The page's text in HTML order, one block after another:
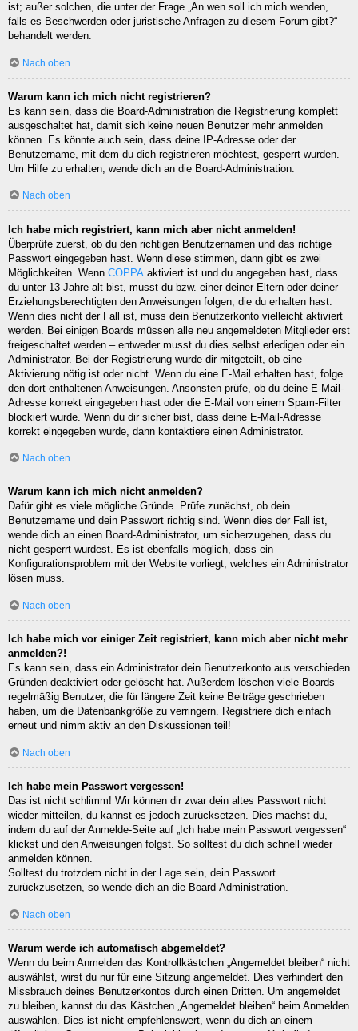
ist; außer solchen, die unter der Frage „An wen soll ich mich wenden,
falls es Beschwerden oder juristische Anfragen zu diesem Forum gibt?“
behandelt werden.
Nach oben
Warum kann ich mich nicht registrieren?
Es kann sein, dass die Board-Administration die Registrierung komplett
ausgeschaltet hat, damit sich keine neuen Benutzer mehr anmelden
können. Es könnte auch sein, dass deine IP-Adresse oder der
Benutzername, mit dem du dich registrieren möchtest, gesperrt wurden.
Um Hilfe zu erhalten, wende dich an die Board-Administration.
Nach oben
Ich habe mich registriert, kann mich aber nicht anmelden!
Überprüfe zuerst, ob du den richtigen Benutzernamen und das richtige
Passwort eingegeben hast. Wenn diese stimmen, dann gibt es zwei
Möglichkeiten. Wenn COPPA aktiviert ist und du angegeben hast, dass
du unter 13 Jahre alt bist, musst du bzw. einer deiner Eltern oder deiner
Erziehungsberechtigten den Anweisungen folgen, die du erhalten hast.
Wenn dies nicht der Fall ist, muss dein Benutzerkonto vielleicht aktiviert
werden. Bei einigen Boards müssen alle neu angemeldeten Mitglieder erst
freigeschaltet werden – entweder musst du dies selbst erledigen oder ein
Administrator. Bei der Registrierung wurde dir mitgeteilt, ob eine
Aktivierung nötig ist oder nicht. Wenn du eine E-Mail erhalten hast, folge
den dort enthaltenen Anweisungen. Ansonsten prüfe, ob du deine E-Mail-
Adresse korrekt eingegeben hast oder die E-Mail von einem Spam-Filter
blockiert wurde. Wenn du dir sicher bist, dass deine E-Mail-Adresse
korrekt eingegeben wurde, dann kontaktiere einen Administrator.
Nach oben
Warum kann ich mich nicht anmelden?
Dafür gibt es viele mögliche Gründe. Prüfe zunächst, ob dein
Benutzername und dein Passwort richtig sind. Wenn dies der Fall ist,
wende dich an einen Board-Administrator, um sicherzugehen, dass du
nicht gesperrt wurdest. Es ist ebenfalls möglich, dass ein
Konfigurationsproblem mit der Website vorliegt, welches ein Administrator
lösen muss.
Nach oben
Ich habe mich vor einiger Zeit registriert, kann mich aber nicht mehr
anmelden?!
Es kann sein, dass ein Administrator dein Benutzerkonto aus verschieden
Gründen deaktiviert oder gelöscht hat. Außerdem löschen viele Boards
regelmäßig Benutzer, die für längere Zeit keine Beiträge geschrieben
haben, um die Datenbankgröße zu verringern. Registriere dich einfach
erneut und nimm aktiv an den Diskussionen teil!
Nach oben
Ich habe mein Passwort vergessen!
Das ist nicht schlimm! Wir können dir zwar dein altes Passwort nicht
wieder mitteilen, du kannst es jedoch zurücksetzen. Dies machst du,
indem du auf der Anmelde-Seite auf „Ich habe mein Passwort vergessen“
klickst und den Anweisungen folgst. So solltest du dich schnell wieder
anmelden können.
Solltest du trotzdem nicht in der Lage sein, dein Passwort
zurückzusetzen, so wende dich an die Board-Administration.
Nach oben
Warum werde ich automatisch abgemeldet?
Wenn du beim Anmelden das Kontrollkästchen „Angemeldet bleiben“ nicht
auswählst, wirst du nur für eine Sitzung angemeldet. Dies verhindert den
Missbrauch deines Benutzerkontos durch einen Dritten. Um angemeldet
zu bleiben, kannst du das Kästchen „Angemeldet bleiben“ beim Anmelden
auswählen. Dies ist nicht empfehlenswert, wenn du dich an einem